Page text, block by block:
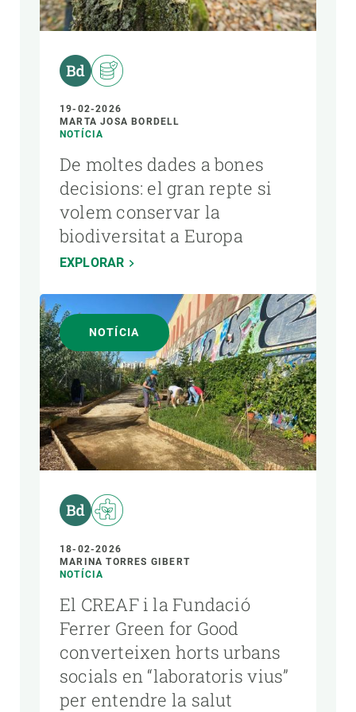
19-02-2026
MARTA JOSA BORDELL
NOTÍCIA
De moltes dades a bones
decisions: el gran repte si
volem conservar la
biodiversitat a Europa
EXPLORAR
NOTÍCIA
18-02-2026
MARINA TORRES GIBERT
NOTÍCIA
El CREAF i la Fundació
Ferrer Green for Good
converteixen horts urbans
socials en “laboratoris vius”
per entendre la salut